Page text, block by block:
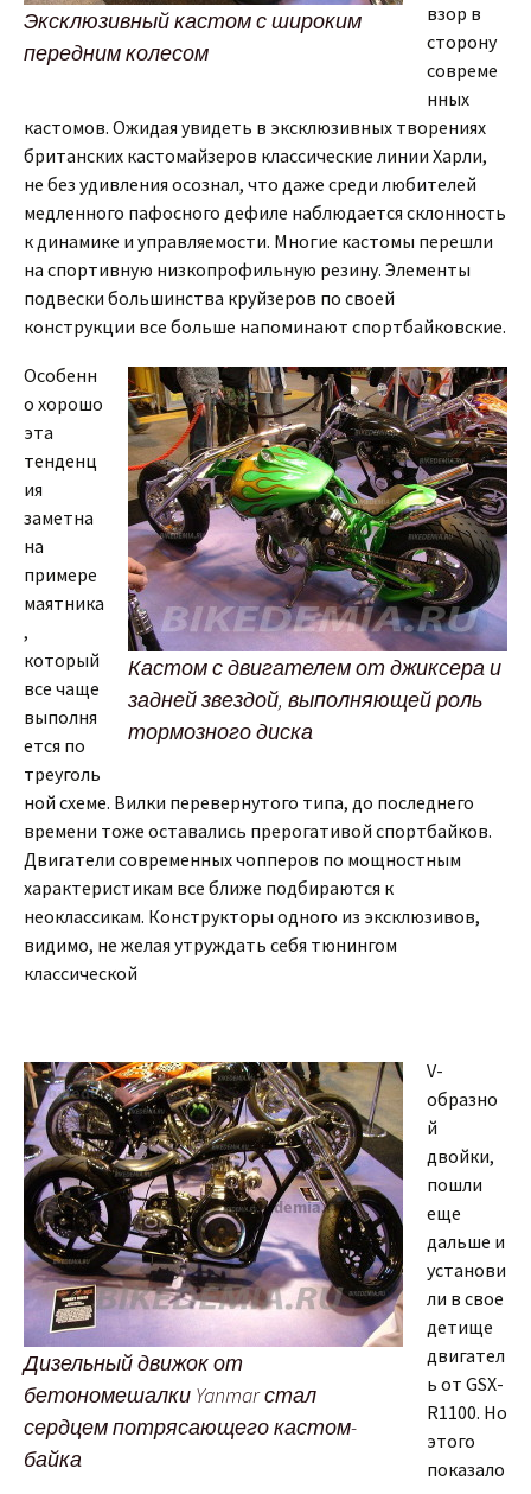
Эксклюзивный кастом с широким
передним колесом
взор в
сторону
совреме
нных
кастомов. Ожидая увидеть в эксклюзивных творениях
британских кастомайзеров классические линии Харли,
не без удивления осознал, что даже среди любителей
медленного пафосного дефиле наблюдается склонность
к динамике и управляемости. Многие кастомы перешли
на спортивную низкопрофильную резину. Элементы
подвески большинства круйзеров по своей
конструкции все больше напоминают спортбайковские.
Кастом с двигателем от джиксера и
задней звездой, выполняющей роль
тормозного диска
Особенн
о хорошо
эта
тенденц
ия
заметна
на
примере
маятника
,
который
все чаще
выполня
ется по
треуголь
ной схеме. Вилки перевернутого типа, до последнего
времени тоже оставались прерогативой спортбайков.
Двигатели современных чопперов по мощностным
характеристикам все ближе подбираются к
неоклассикам. Конструкторы одного из эксклюзивов,
видимо, не желая утруждать себя тюнингом
классической
Дизельный движок от
бетономешалки Yanmar стал
сердцем потрясающего кастом-
байка
V-
образно
й
двойки,
пошли
еще
дальше и
установи
ли в свое
детище
двигател
ь от GSX-
R1100. Но
этого
показало